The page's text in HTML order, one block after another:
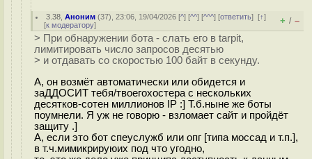
3.38 ,Аноним (37), 23:06, 19/04/2026 [^] [^^] [^^^] [ответить][↑]
[к модератору] + / –
> При обнаружении бота - слать его в tarpit,
лимитировать число запросов десятью
> и отдавать со скоростью 100 байт в секунду.
А, он возмёт автоматически или обидется и
заДДОСИТ тебя/твоегохостера с нескольких
десятков-сотен миллионов IP :] Т.б.ныне же боты
поумнели. Я уж не говорю - взломает сайт и пройдёт
защиту .]
А, если это бот спеуслужб или опг [типа моссад и т.п.],
в т.ч.мимикрируюих под что угодно,